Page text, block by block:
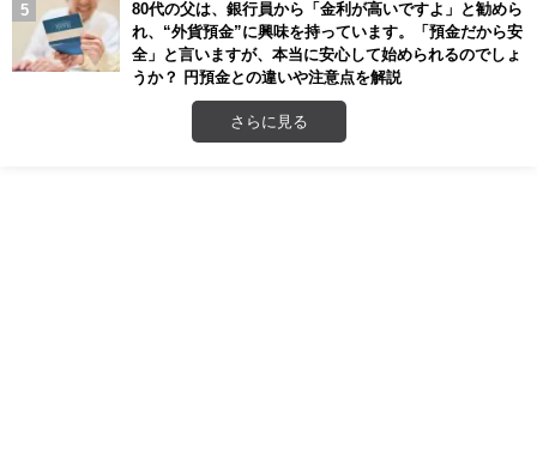
80代の父は、銀行員から「金利が高いですよ」と勧めら
れ、“外貨預金”に興味を持っています。「預金だから安
全」と言いますが、本当に安心して始められるのでしょ
うか？ 円預金との違いや注意点を解説
さらに見る